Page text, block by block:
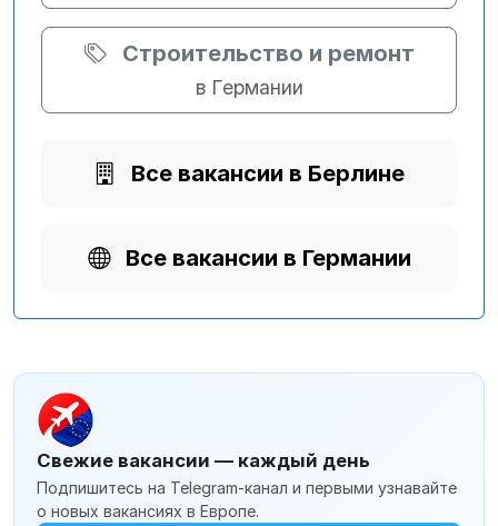
Строительство и ремонт
в Германии
Все вакансии в Берлине
Все вакансии в Германии
Свежие вакансии — каждый день
Подпишитесь на Telegram-канал и первыми узнавайте
о новых вакансиях в Европе.